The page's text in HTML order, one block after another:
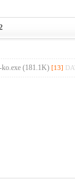
ko.exe (181.1K) [13]